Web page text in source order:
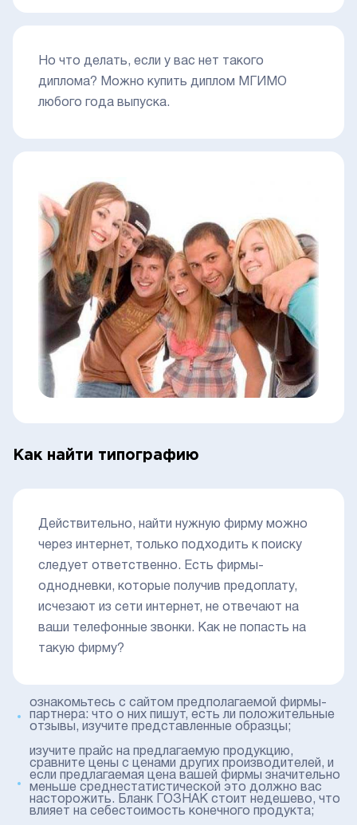
Но что делать, если у вас нет такого
диплома? Можно купить диплом МГИМО
любого года выпуска.
Как найти типографию
Действительно, найти нужную фирму можно
через интернет, только подходить к поиску
следует ответственно. Есть фирмы-
однодневки, которые получив предоплату,
исчезают из сети интернет, не отвечают на
ваши телефонные звонки. Как не попасть на
такую фирму?
ознакомьтесь с сайтом предполагаемой фирмы-
партнера: что о них пишут, есть ли положительные
отзывы, изучите представленные образцы;
изучите прайс на предлагаемую продукцию,
сравните цены с ценами других производителей, и
если предлагаемая цена вашей фирмы значительно
меньше среднестатистической это должно вас
насторожить. Бланк ГОЗНАК стоит недешево, что
влияет на себестоимость конечного продукта;